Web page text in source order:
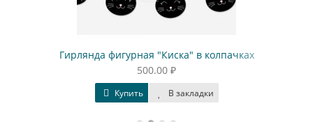
Гирлянда фигурная "Киска" в колпачках
500.00 ₽
Купить В закладки